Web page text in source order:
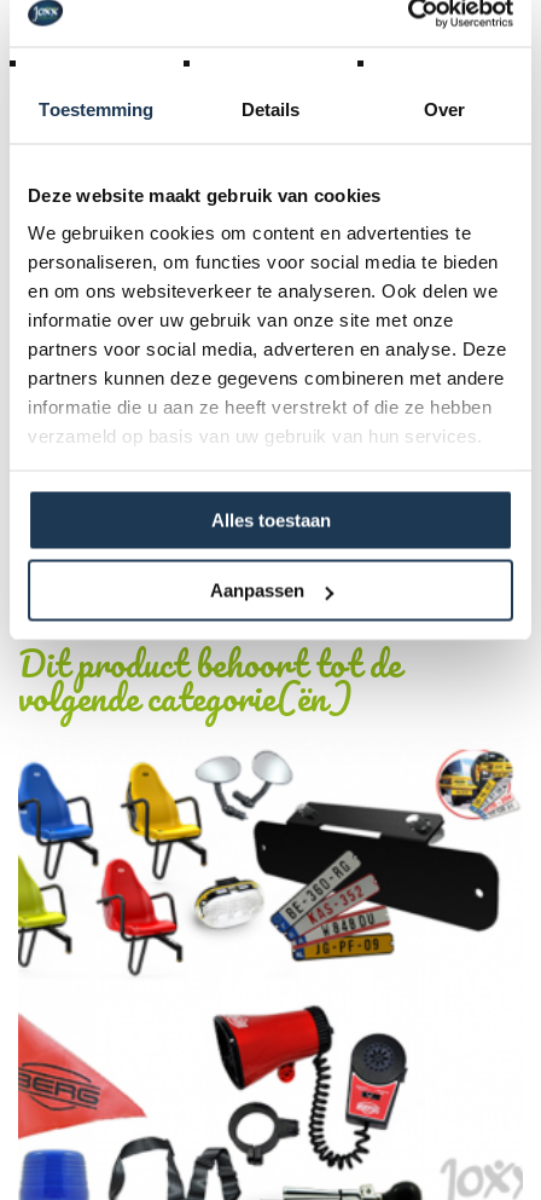
Toestemming Details Over
Deze website maakt gebruik van cookies
We gebruiken cookies om content en advertenties te
personaliseren, om functies voor social media te bieden
en om ons websiteverkeer te analyseren. Ook delen we
informatie over uw gebruik van onze site met onze
partners voor social media, adverteren en analyse. Deze
partners kunnen deze gegevens combineren met andere
informatie die u aan ze heeft verstrekt of die ze hebben
verzameld op basis van uw gebruik van hun services.
Alles toestaan
Aanpassen
- 2 stevige doelen met netten
zowel links- als rechtshandige spelers, wat het spel
eenvoudig maakt voor beginners. Doelen zijn compact,
stabiel en makkelijk op te zetten, zodat je snel een
speelveld kunt creëren in de tuin, op het plein of zelfs
binnen in een ruimte.
Specificaties
Product Code :
Dit product behoort tot de
volgende categorie(ën)